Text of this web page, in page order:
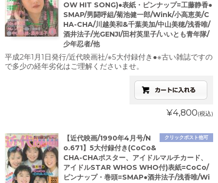
OW HIT SONG)●表紙・ピンナップ=工藤静香●
SMAP/男闘呼組/菊池健一郎/Wink/小高恵美/C
HA-CHA/川越美和&千葉美加/中山美穂/浅香唯/
酒井法子/光GENJI/田村英里子/いいとも青年隊/
少年忍者/他
平成2年1月1日発行/近代映画社/※5大付録付き●※古い雑誌ですの
で多少の経年劣化はご理解くださいませ。
¥4,800(税込)
クリックポスト他可
【近代映画/1990年4月号/N
o.671】5大付録付き(CoCo&
CHA-CHAポスター、アイドルマルチカード、
アイドルSTAR WHOS WHO付)表紙=CoCo/
ピンナップ・巻頭=SMAP●酒井法子/浅香唯/Wi